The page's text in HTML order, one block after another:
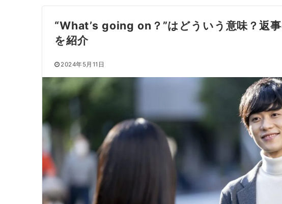
“What’s going on？”はどういう意味？返
を紹介
2024年5月11日